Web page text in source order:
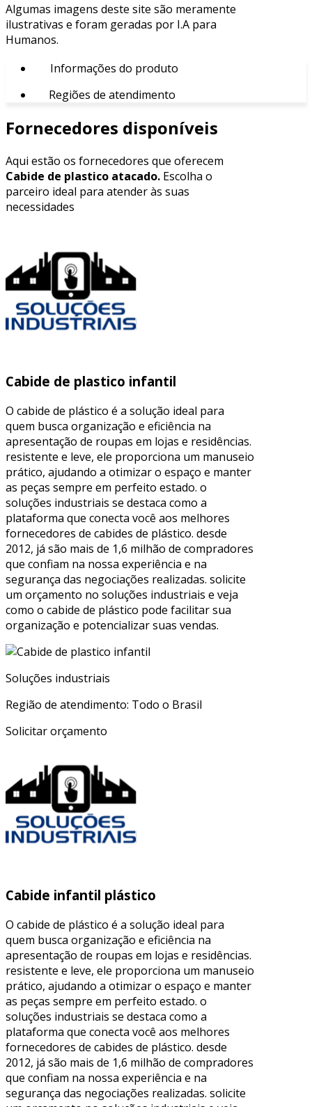
Algumas imagens deste site são meramente
ilustrativas e foram geradas por I.A para
Humanos.
Informações do produto
Regiões de atendimento
Fornecedores disponíveis
Aqui estão os fornecedores que oferecem
Cabide de plastico atacado. Escolha o
parceiro ideal para atender às suas
necessidades
Cabide de plastico infantil
O cabide de plástico é a solução ideal para
quem busca organização e eficiência na
apresentação de roupas em lojas e residências.
resistente e leve, ele proporciona um manuseio
prático, ajudando a otimizar o espaço e manter
as peças sempre em perfeito estado. o
soluções industriais se destaca como a
plataforma que conecta você aos melhores
fornecedores de cabides de plástico. desde
2012, já são mais de 1,6 milhão de compradores
que confiam na nossa experiência e na
segurança das negociações realizadas. solicite
um orçamento no soluções industriais e veja
como o cabide de plástico pode facilitar sua
organização e potencializar suas vendas.
Soluções industriais
Região de atendimento: Todo o Brasil
Solicitar orçamento
Cabide infantil plástico
O cabide de plástico é a solução ideal para
quem busca organização e eficiência na
apresentação de roupas em lojas e residências.
resistente e leve, ele proporciona um manuseio
prático, ajudando a otimizar o espaço e manter
as peças sempre em perfeito estado. o
soluções industriais se destaca como a
plataforma que conecta você aos melhores
fornecedores de cabides de plástico. desde
2012, já são mais de 1,6 milhão de compradores
que confiam na nossa experiência e na
segurança das negociações realizadas. solicite